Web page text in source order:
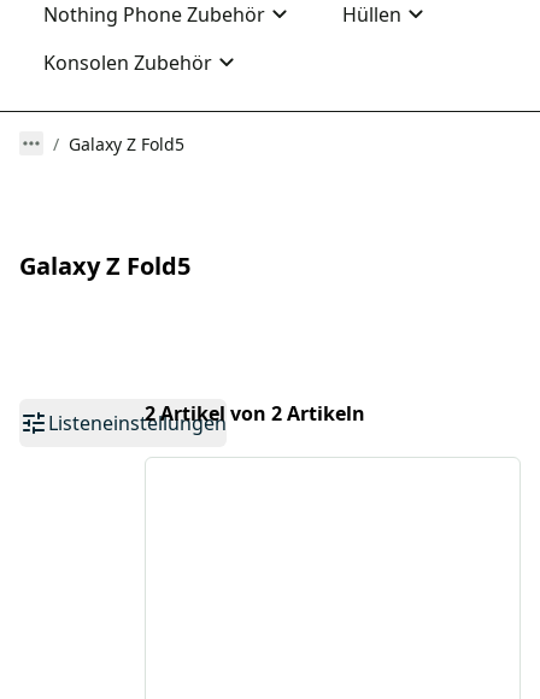
Nothing Phone Zubehör
Hüllen
Konsolen Zubehör
Galaxy Z Fold5
Galaxy Z Fold5
Listeneinstellungen2 Artikel von 2 Artikeln